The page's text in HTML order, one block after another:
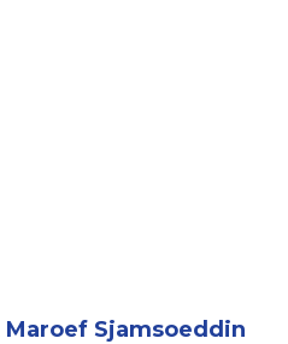
Sjamsoeddin